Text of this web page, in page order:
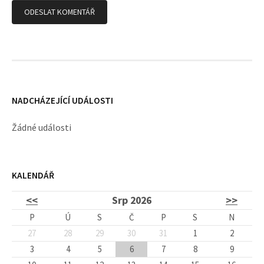
v
NADCHÁZEJÍCÍ UDÁLOSTI
Žádné události
KALENDÁŘ
<< Srp 2026 >>
P Ú S Č P S
N
27
28 29 30 31 1
2
3
4 5 6 7 8
9